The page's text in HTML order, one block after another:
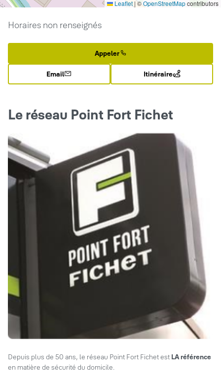
Leaflet |©OpenStreetMapcontributors
Horaires non renseignés
Appeler
Email Itinéraire
Le réseau Point Fort Fichet
Depuis plus de 50 ans, le réseau Point Fort Fichet est LA référence
en matière de sécurité du domicile.